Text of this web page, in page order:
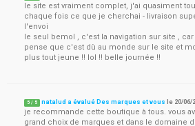
le site est vraiment complet, j'ai quasiment
chaque fois ce que je cherchai - livraison
l'envoi
le seul bemol , c'est la navigation sur site ,
pense que c'est dù au monde sur le site et
plus tout jeune !! lol !! belle journée !!
5 / 5 natalud a évalué Des marques et vous le 20/06/
je recommande cette boutique à tous. vous
grand choix de marques et dans le domaine